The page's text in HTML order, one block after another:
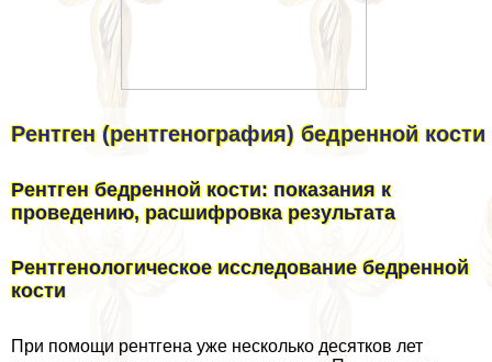
Рентген (рентгенография) бедренной кости
Рентген бедренной кости: показания к
проведению, расшифровка результата
Рентгенологическое исследование бедренной
кости
При помощи рентгена уже несколько десятков лет